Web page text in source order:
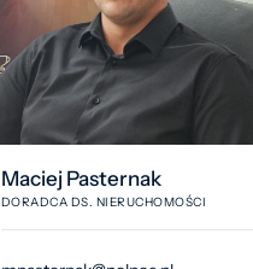
Maciej Pasternak
DORADCA DS. NIERUCHOMOŚCI